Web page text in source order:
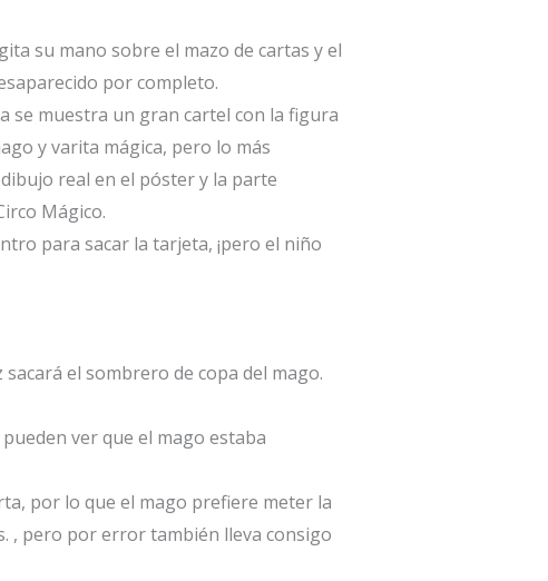
su mano sobre el mazo de cartas y el
por completo.
se muestra un gran cartel con la figura
y varita mágica, pero lo más
real en el póster y la parte
Mágico.
para sacar la tarjeta, ¡pero el niño
el sombrero de copa del mago.
ver que el mago estaba
por lo que el mago prefiere meter la
, pero por error también lleva consigo